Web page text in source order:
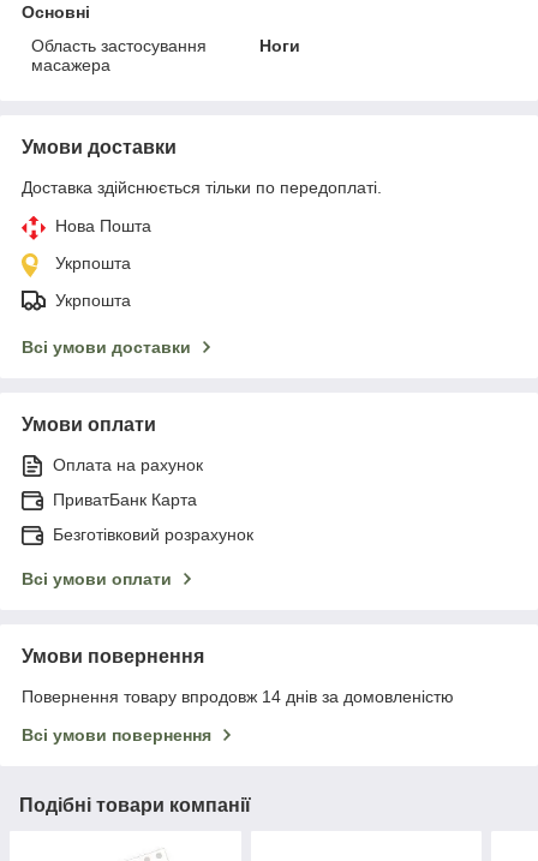
Основні
Область застосування
масажера
Ноги
Умови доставки
Доставка здійснюється тільки по передоплаті.
Нова Пошта
Укрпошта
Укрпошта
Всі умови доставки
Умови оплати
Оплата на рахунок
ПриватБанк Карта
Безготівковий розрахунок
Всі умови оплати
Умови повернення
Повернення товару впродовж 14 днів за домовленістю
Всі умови повернення
Подібні товари компанії